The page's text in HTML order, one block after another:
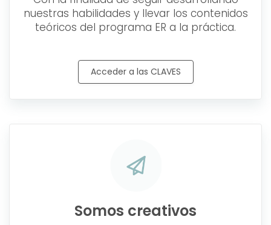
nuestras habilidades y llevar los contenidos
teóricos del programa ER a la práctica.
Acceder a las CLAVES
Somos creativos